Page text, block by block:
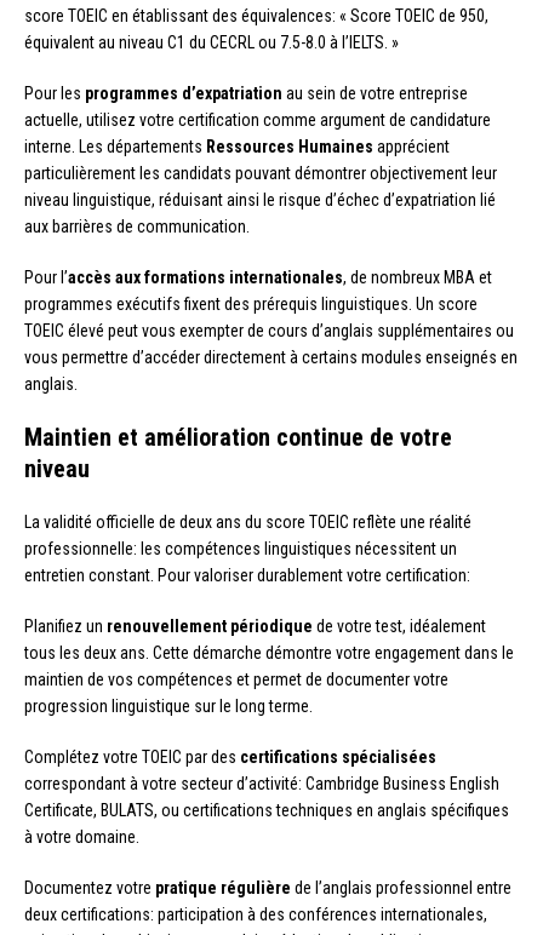
score TOEIC en établissant des équivalences: « Score TOEIC de 950,
équivalent au niveau C1 du CECRL ou 7.5-8.0 à l’IELTS. »
Pour les programmes d’expatriation au sein de votre entreprise
actuelle, utilisez votre certification comme argument de candidature
interne. Les départements Ressources Humaines apprécient
particulièrement les candidats pouvant démontrer objectivement leur
niveau linguistique, réduisant ainsi le risque d’échec d’expatriation lié
aux barrières de communication.
Pour l’accès aux formations internationales, de nombreux MBA et
programmes exécutifs fixent des prérequis linguistiques. Un score
TOEIC élevé peut vous exempter de cours d’anglais supplémentaires ou
vous permettre d’accéder directement à certains modules enseignés en
anglais.
Maintien et amélioration continue de votre
niveau
La validité officielle de deux ans du score TOEIC reflète une réalité
professionnelle: les compétences linguistiques nécessitent un
entretien constant. Pour valoriser durablement votre certification:
Planifiez un renouvellement périodique de votre test, idéalement
tous les deux ans. Cette démarche démontre votre engagement dans le
maintien de vos compétences et permet de documenter votre
progression linguistique sur le long terme.
Complétez votre TOEIC par des certifications spécialisées
correspondant à votre secteur d’activité: Cambridge Business English
Certificate, BULATS, ou certifications techniques en anglais spécifiques
à votre domaine.
Documentez votre pratique régulière de l’anglais professionnel entre
deux certifications: participation à des conférences internationales,